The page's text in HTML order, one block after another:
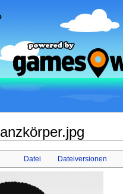
Datei Dateiversionen